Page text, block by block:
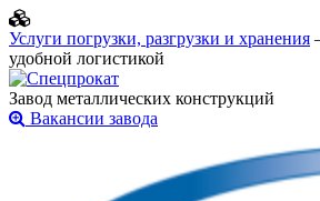
Услуги погрузки, разгрузки и хранения
удобной логистикой
Завод металлических конструкций
Вакансии завода